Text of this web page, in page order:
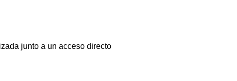
junto a un acceso directo